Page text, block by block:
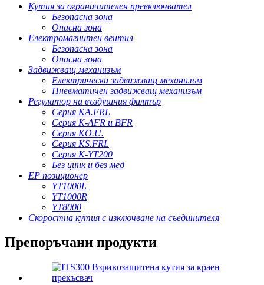
Кутия за ограничителен превключвател
Безопасна зона
Опасна зона
Електромагнитен вентил
Безопасна зона
Опасна зона
Задвижващ механизъм
Електрически задвижващ механизъм
Пневматичен задвижващ механизъм
Регулатор на въздушния филтър
Серия KA.FRL
Серия K-AFR и BFR
Серия KO.U.
Серия KS.FRL
Серия K-YT200
Без цинк и без мед
EP позиционер
YT1000L
YT1000R
YT8000
Скоростна кутия с изключване на съединителя
Препоръчани продукти